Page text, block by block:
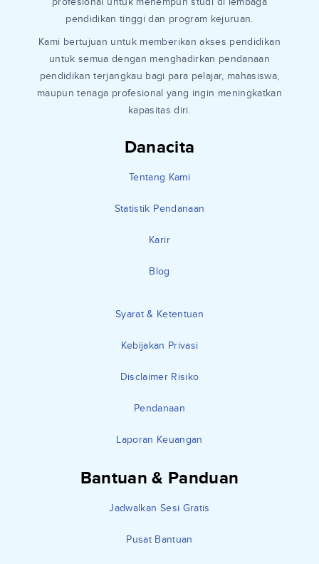
Danacita
Tentang Kami
Statistik Pendanaan
Karir
Blog
Syarat & Ketentuan
Kebijakan Privasi
Disclaimer Risiko
Pendanaan
Laporan Keuangan
Bantuan & Panduan
Jadwalkan Sesi Gratis
Pusat Bantuan
pendidikan tinggi dan program kejuruan.
Kami bertujuan untuk memberikan akses pendidikan
untuk semua dengan menghadirkan pendanaan
pendidikan terjangkau bagi para pelajar, mahasiswa,
maupun tenaga profesional yang ingin meningkatkan
kapasitas diri.